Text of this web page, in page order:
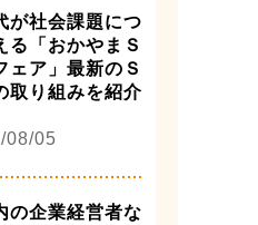
が社会課題につ
る「おかやまＳ
ェア」最新のＳ
取り組みを紹介
08/05
の企業経営者な